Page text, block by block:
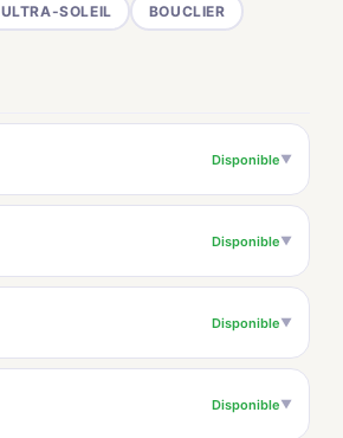
ULTRA-SOLEIL BOUCLIER
Disponible▼
Disponible▼
Disponible▼
Disponible▼